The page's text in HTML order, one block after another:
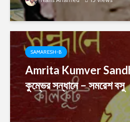
SAMARESH-B
Amrita Kumver
কুম্ভের সন্ধানে – সমরেশ বসু